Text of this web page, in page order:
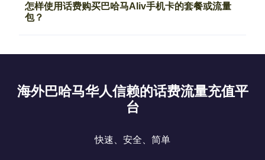
怎样使用话费购买巴哈马Aliv手机卡的套餐或流量
包？
海外巴哈马华人信赖的话费流量充值平
台
快速、安全、简单